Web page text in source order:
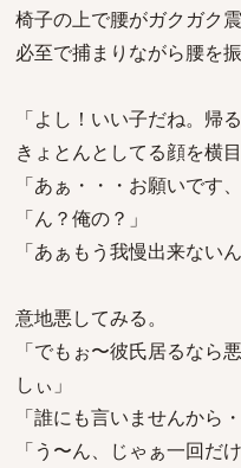
椅子の上で腰がガクガク
必至で捕まりながら腰を振
「よし！いい子だね。帰
きょとんとしてる顔を横
「あぁ・・・お願いです
「ん？俺の？」
「あぁもう我慢出来ない
意地悪してみる。
「でもぉ〜彼氏居るなら
しぃ」
「誰にも言いませんから
「う〜ん、じゃぁ一回だ